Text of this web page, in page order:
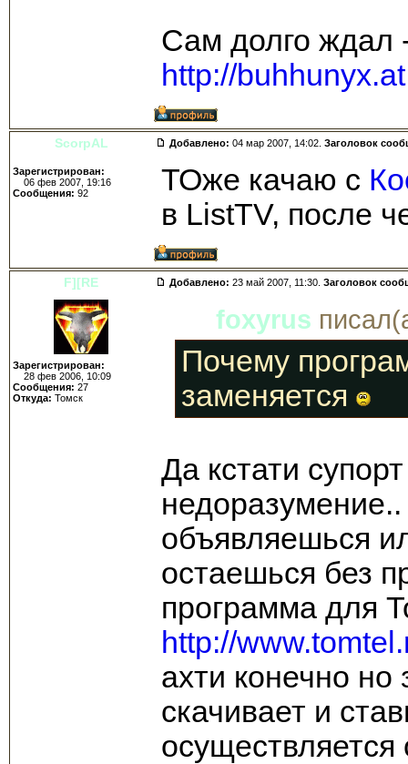
Сам долго ждал
http://
ScorpAL Добавлено: 04 мар 2007, 14:02. Заголовок
Зарегистрирован:
06 фев 2007, 19:16
Сообщения: 92 ТОже качаю с
в ListTV, после
F][RE Добавлено: 23 май 2007, 11:30. Заголовок
Зарегистрирован:
28 фев 2006, 10:09
Сообщения: 27
Откуда: Томск
foxyrus
Почему
заменяется
Да кстати
объявляешься
остаешься без
программа для
http://
ахти конечно но
скачивает и
осуществляется